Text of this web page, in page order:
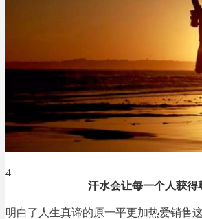
4
汗水会让每一个人获得
明白了人生真谛的原一平更加热爱销售